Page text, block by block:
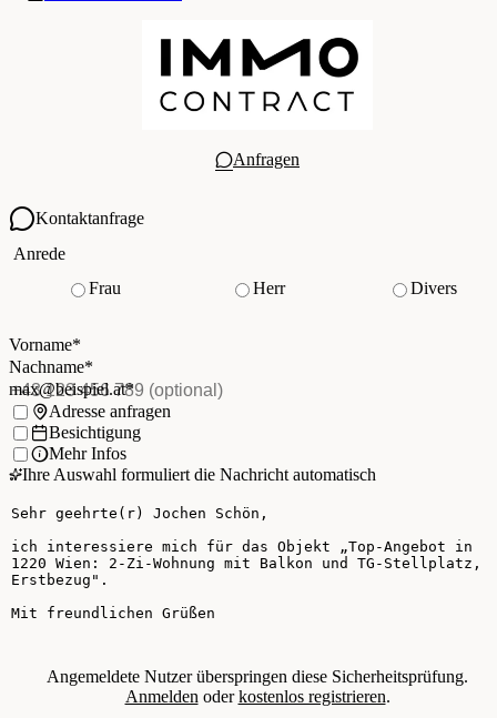
Anfragen
Kontaktanfrage
Ihre Kontaktdaten
Anrede
Frau
Herr
Divers
Vorname*
Nachname
Nachname*
E-Mail*(Pflichtfeld)
max@beispiel.at*
Telefon(optional)
Ich möchte:Adresse anfragen
Besichtigung
Mehr Infos
Ihre Auswahl formuliert die Nachricht automatisch
Ihre Nachricht
Angemeldete Nutzer überspringen diese Sicherheitsprüfung.
Anmelden oderkostenlos registrieren.